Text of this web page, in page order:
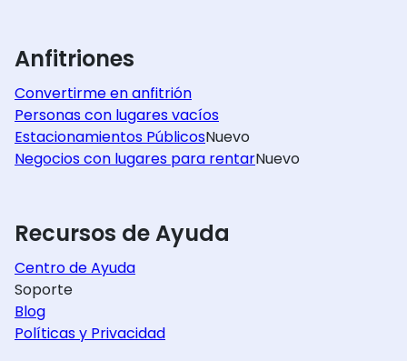
Anfitriones
Convertirme en anfitrión
Personas con lugares vacíos
Estacionamientos PúblicosNuevo
Negocios con lugares para rentarNuevo
Recursos de Ayuda
Centro de Ayuda
Soporte
Blog
Políticas y Privacidad